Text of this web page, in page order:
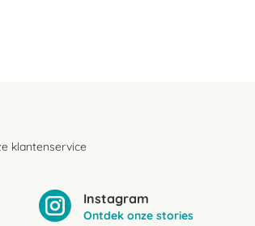
klantenservice
Instagram
Ontdek onze stories